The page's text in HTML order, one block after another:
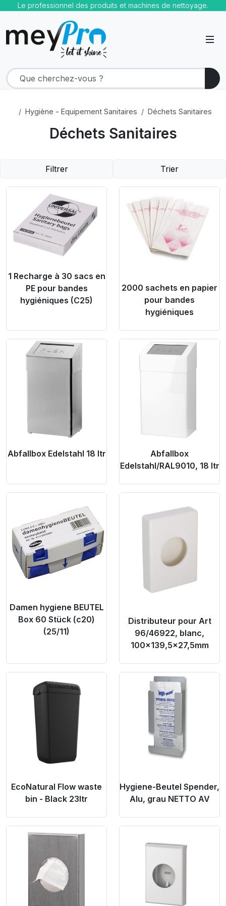
Le professionnel des produits et machines de nettoyage.
Hygiène - Equipement Sanitaires Déchets Sanitaires
Déchets Sanitaires
Filtrer Trier
Product Link
1 Recharge à 30 sacs en
PE pour bandes
hygiéniques (C25)
Product Link
2000 sachets en papier
pour bandes
hygiéniques
Product Link
Abfallbox Edelstahl 18 ltr
Product Link
Abfallbox
Edelstahl/RAL9010, 18 ltr
Damen hygiene BEUTEL
Box 60 Stück (c20)
(25/11)
Product Link
Distributeur pour Art
96/46922, blanc,
100x139,5x27,5mm
Product Link
EcoNatural Flow waste
bin - Black 23ltr
Product Link
Hygiene-Beutel Spender,
Alu, grau NETTO AV
Product Link